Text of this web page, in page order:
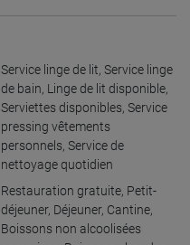
Service linge de lit, Service linge
de bain, Linge de lit disponible,
Serviettes disponibles, Service
pressing vêtements
personnels, Service de
nettoyage quotidien
Restauration gratuite, Petit-
déjeuner, Déjeuner, Cantine,
Boissons non alcoolisées